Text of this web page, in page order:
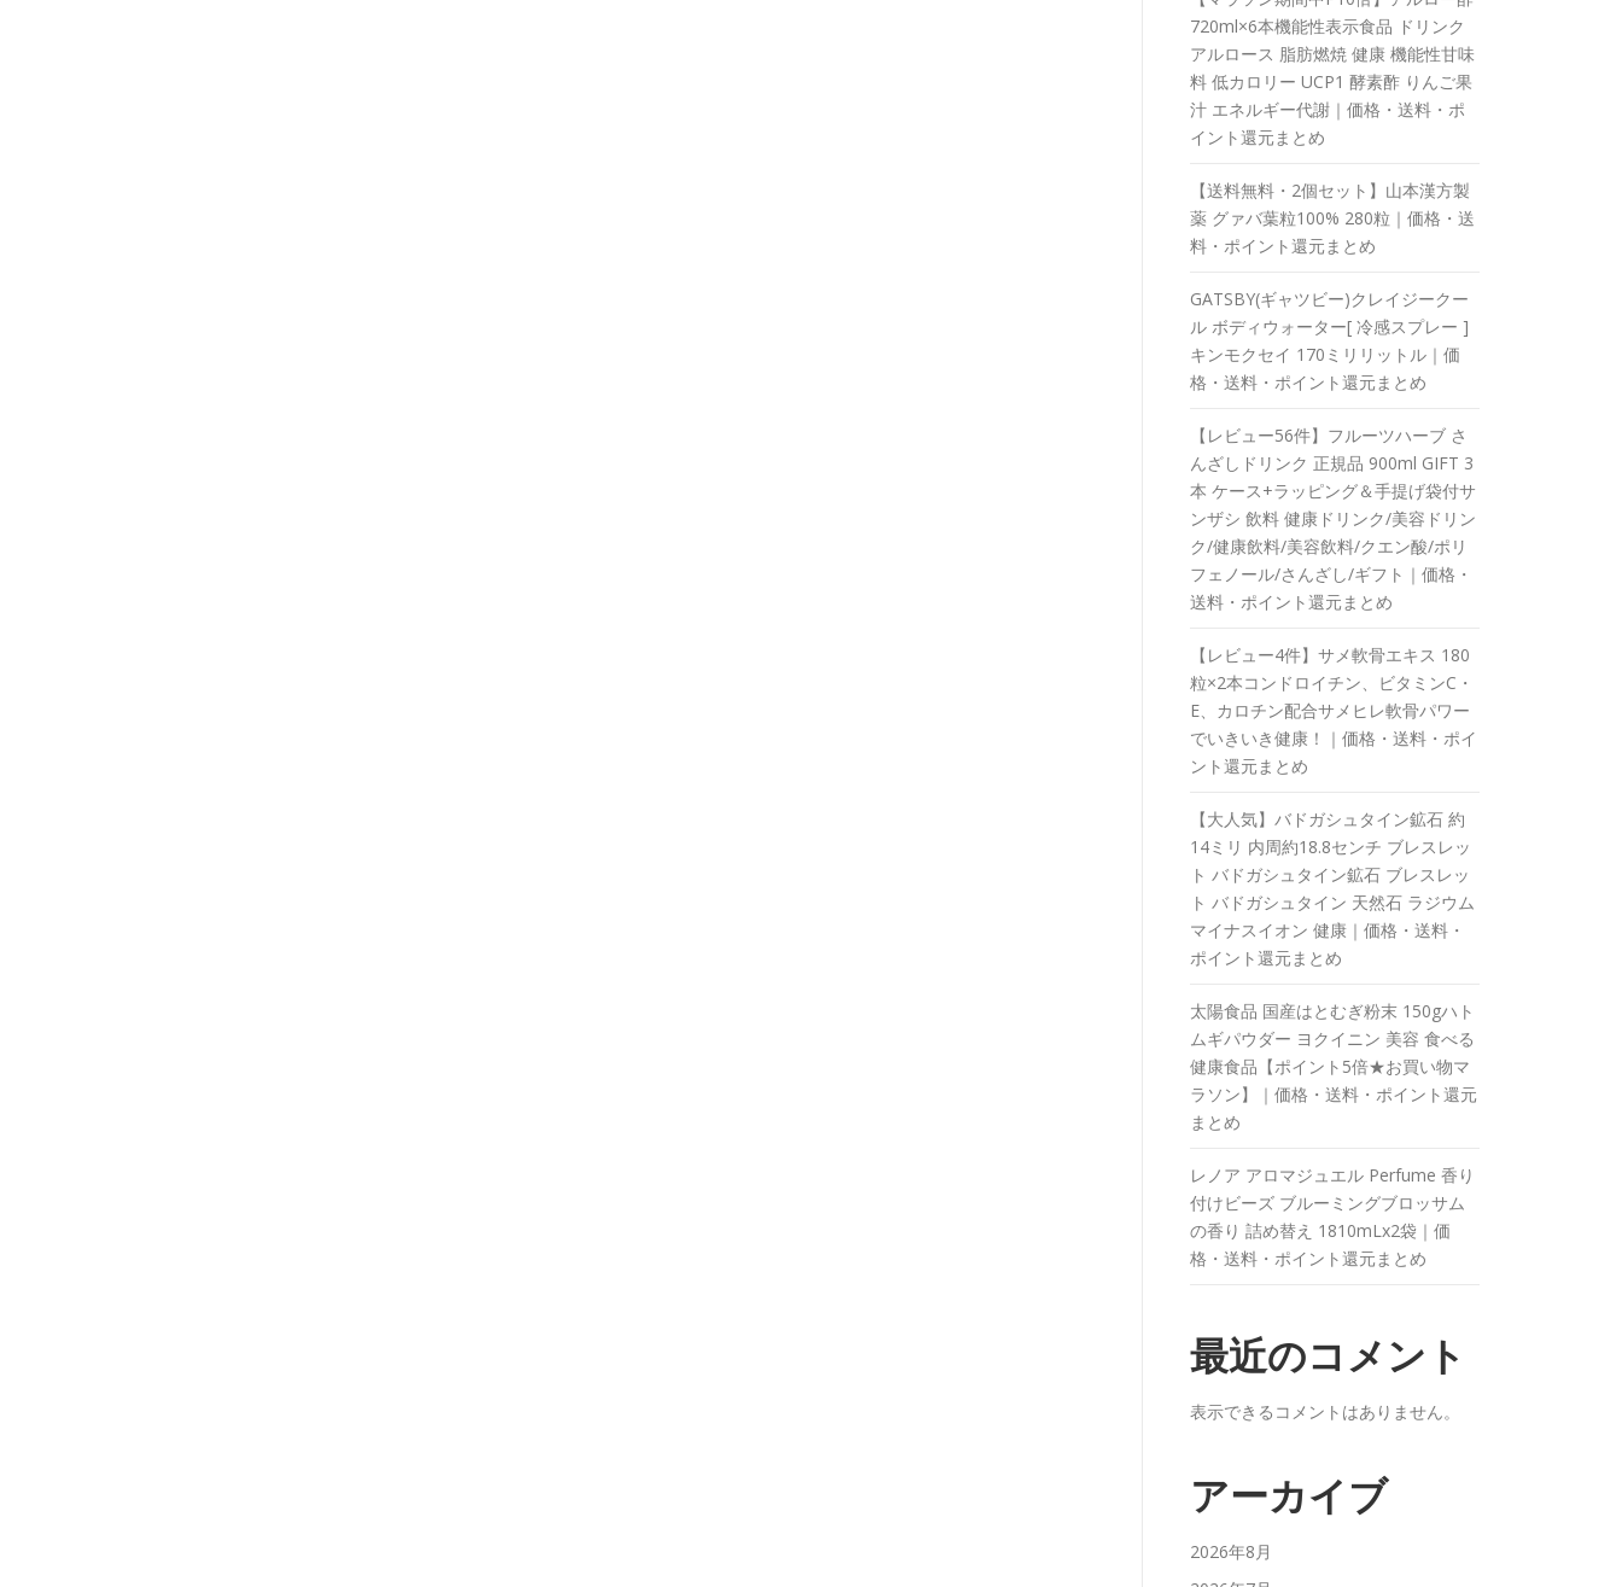
720ml×6本機能性表示食品 ドリンク
アルロース 脂肪燃焼 健康 機能性甘味
料 低カロリー UCP1 酵素酢 りんご果
汁 エネルギー代謝｜価格・送料・ポ
イント還元まとめ
【送料無料・2個セット】山本漢方製
薬 グァバ葉粒100% 280粒｜価格・送
料・ポイント還元まとめ
GATSBY(ギャツビー)クレイジークー
ル ボディウォーター[ 冷感スプレー ]
キンモクセイ 170ミリリットル｜価
格・送料・ポイント還元まとめ
【レビュー56件】フルーツハーブ さ
んざしドリンク 正規品 900ml GIFT 3
本 ケース+ラッピング＆手提げ袋付サ
ンザシ 飲料 健康ドリンク/美容ドリン
ク/健康飲料/美容飲料/クエン酸/ポリ
フェノール/さんざし/ギフト｜価格・
送料・ポイント還元まとめ
【レビュー4件】サメ軟骨エキス 180
粒×2本コンドロイチン、ビタミンC・
E、カロチン配合サメヒレ軟骨パワー
でいきいき健康！｜価格・送料・ポイ
ント還元まとめ
【大人気】バドガシュタイン鉱石 約
14ミリ 内周約18.8センチ ブレスレッ
ト バドガシュタイン鉱石 ブレスレッ
ト バドガシュタイン 天然石 ラジウム
マイナスイオン 健康｜価格・送料・
ポイント還元まとめ
太陽食品 国産はとむぎ粉末 150gハト
ムギパウダー ヨクイニン 美容 食べる
健康食品【ポイント5倍★お買い物マ
ラソン】｜価格・送料・ポイント還元
まとめ
レノア アロマジュエル Perfume 香り
付けビーズ ブルーミングブロッサム
の香り 詰め替え 1810mLx2袋｜価
格・送料・ポイント還元まとめ
最近のコメント
表示できるコメントはありません。
アーカイブ
2026年8月